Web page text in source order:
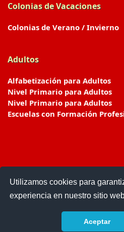
Utilizamos cookies para
experiencia en nuestro sitio
Aceptar
Colonias de Vacaciones
Colonias de Verano / Invierno
Adultos
Alfabetización para Adultos
Nivel Primario para Adultos
Nivel Primario para Adultos
Escuelas con Formación